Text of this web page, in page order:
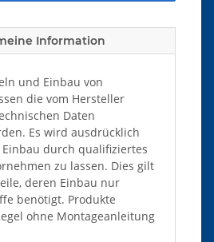
Information
und Einbau von
die vom Hersteller
Daten
Es wird ausdrücklich
durch qualifiziertes
zu lassen. Dies gilt
deren Einbau nur
benötigt. Produkte
ohne Montageanleitung